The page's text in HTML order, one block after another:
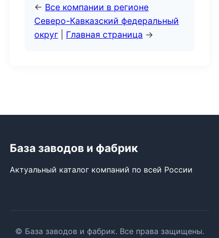
← Все компании в регионе
Северо-Кавказский федеральный
округ
Главная страница →
База заводов и фабрик
Актуальный каталог компаний по всей России
© База заводов и фабрик. Все права защищены.